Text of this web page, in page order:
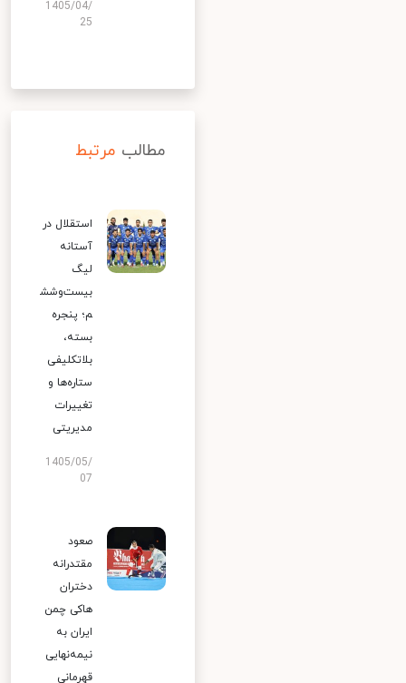
1405/04/
25
مطالب مرتبط
استقلال در
آستانه
لیگ
بیست‌وشش
م؛ پنجره
بسته،
بلاتکلیفی
ستاره‌ها و
تغییرات
مدیریتی
1405/05/
07
صعود
مقتدرانه
دختران
هاکی چمن
ایران به
نیمه‌نهایی
قهرمانی